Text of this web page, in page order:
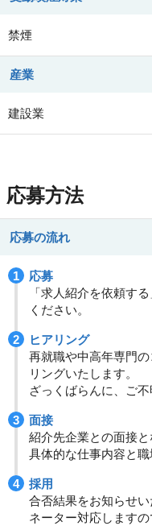
禁煙
産業
建設業
応募方法
応募の流れ
応募
「求人紹介を依頼す
ください。
ヒアリング
再就職や中高年専門
リングいたします。
ざっくばらんに、ご
面接
紹介先企業との面接と
具体的な仕事内容と職
採用
合否結果をお知らせ
ネーター対応しますの